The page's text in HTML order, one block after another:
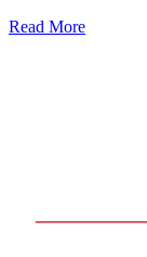
Read More